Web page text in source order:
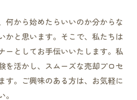
何から始めたらいいのか分からな
かと思います。そこで、私たちは
ーとしてお手伝いいたします。私
を活かし、スムーズな売却プロセ
す。ご興味のある方は、お気軽に